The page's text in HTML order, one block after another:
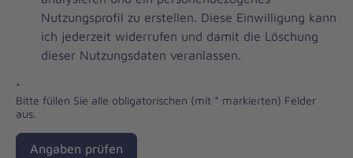
Nutzungsprofil zu erstellen. Diese Einwilligung kann
ich jederzeit widerrufen und damit die Löschung
dieser Nutzungsdaten veranlassen.
*
Bitte füllen Sie alle obligatorischen (mit * markierten) Felder
aus.
Angaben prüfen